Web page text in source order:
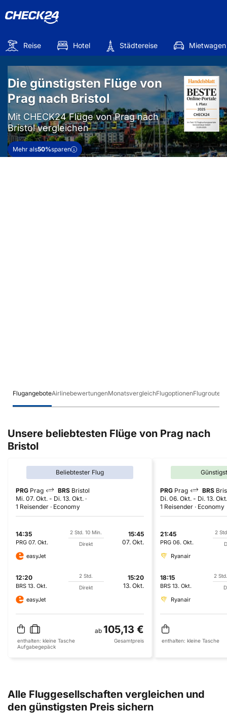
Reise Hotel Städtereise Mietwagen
Die günstigsten Flüge von
Prag nach Bristol
Mit CHECK24 Flüge von Prag nach
Bristol vergleichen
Mehr als50%sparen
FlugangeboteAirlinebewertungenMonatsvergleichFlugoptionenFlugrouten
Unsere beliebtesten Flüge von Prag nach
Bristol
Beliebtester Flug
PRG Prag BRS Bristol
Mi. 07. Okt. - Di. 13. Okt.
1 Reisender
Economy
14:35
PRG 07. Okt.
2 Std. 10 Min.
Direkt
15:45
07. Okt.
easyJet
12:20
BRS 13. Okt.
2 Std.
Direkt
15:20
13. Okt.
easyJet
ab 105,13 €
enthalten: kleine Tasche
Aufgabegepäck
Gesamtpreis
PRG Prag BRS
Di. 06. Okt. - Di. 13. Okt.
1 Reisender
Economy
21:45
PRG 06. Okt.
2
Ryanair
18:15
BRS 13. Okt.
2
Ryanair
enthalten: kleine Tasche
Alle Fluggesellschaften vergleichen und
den günstigsten Preis sichern